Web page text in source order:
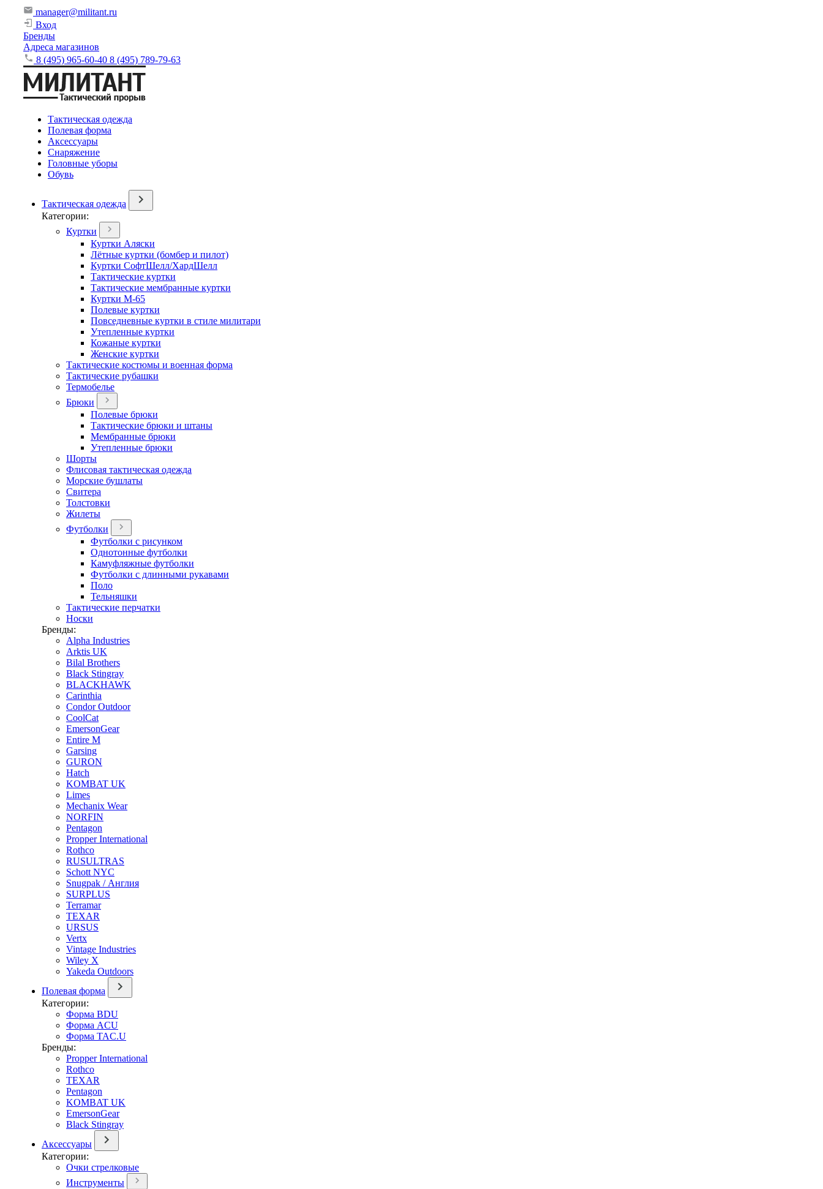
manager@militant.ru
Вход
Бренды
Адреса магазинов
8 (495) 965-60-40 8 (495) 789-79-63
Тактическая одежда
Полевая форма
Аксессуары
Снаряжение
Головные уборы
Обувь
Тактическая одежда
Категории:
Куртки
Куртки Аляски
Лётные куртки (бомбер и пилот)
Куртки СофтШелл/ХардШелл
Тактические куртки
Тактические мембранные куртки
Куртки М-65
Полевые куртки
Повседневные куртки в стиле милитари
Утепленные куртки
Кожаные куртки
Женские куртки
Тактические костюмы и военная форма
Тактические рубашки
Термобелье
Брюки
Полевые брюки
Тактические брюки и штаны
Мембранные брюки
Утепленные брюки
Шорты
Флисовая тактическая одежда
Морские бушлаты
Свитера
Толстовки
Жилеты
Футболки
Футболки с рисунком
Однотонные футболки
Камуфляжные футболки
Футболки с длинными рукавами
Поло
Тельняшки
Тактические перчатки
Носки
Бренды:
Alpha Industries
Arktis UK
Bilal Brothers
Black Stingray
BLACKHAWK
Carinthia
Condor Outdoor
CoolCat
EmersonGear
Entire M
Garsing
GURON
Hatch
KOMBAT UK
Limes
Mechanix Wear
NORFIN
Pentagon
Propper International
Rothco
RUSULTRAS
Schott NYC
Snugpak / Англия
SURPLUS
Terramar
TEXAR
URSUS
Vertx
Vintage Industries
Wiley X
Yakeda Outdoors
Полевая форма
Категории:
Форма BDU
Форма ACU
Форма TAC.U
Бренды:
Propper International
Rothco
TEXAR
Pentagon
KOMBAT UK
EmersonGear
Black Stingray
Аксессуары
Категории:
Очки стрелковые
Инструменты